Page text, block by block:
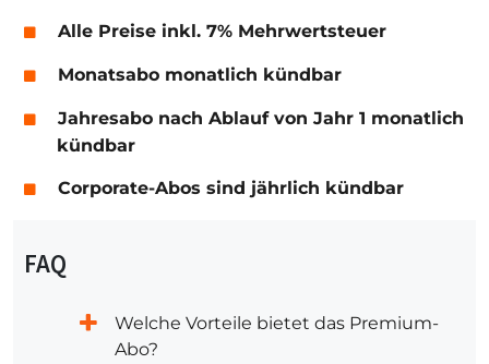
Alle Preise inkl. 7% Mehrwertsteuer
Monatsabo monatlich kündbar
Jahresabo nach Ablauf von Jahr 1 monatlich
kündbar
Corporate-Abos sind jährlich kündbar
FAQ
Welche Vorteile bietet das Premium-
Abo?